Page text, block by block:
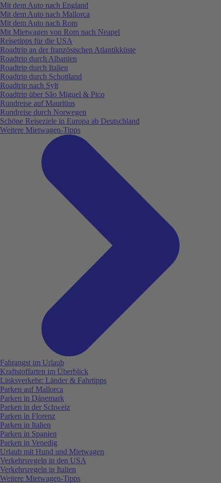
Mit dem Auto nach England
Mit dem Auto nach Mallorca
Mit dem Auto nach Rom
Mit Mietwagen von Rom nach Neapel
Reisetipps für die USA
Roadtrip an der französischen Atlantikküste
Roadtrip durch Albanien
Roadtrip durch Italien
Roadtrip durch Schottland
Roadtrip nach Sylt
Roadtrip über São Miguel & Pico
Rundreise auf Mauritius
Rundreise durch Norwegen
Schöne Reiseziele in Europa ab Deutschland
Weitere Mietwagen-Tipps
Fahrangst im Urlaub
Kraftstoffarten im Überblick
Linksverkehr: Länder & Fahrtipps
Parken auf Mallorca
Parken in Dänemark
Parken in der Schweiz
Parken in Florenz
Parken in Italien
Parken in Spanien
Parken in Venedig
Urlaub mit Hund und Mietwagen
Verkehrsregeln in den USA
Verkehrsregeln in Italien
Weitere Mietwagen-Tipps